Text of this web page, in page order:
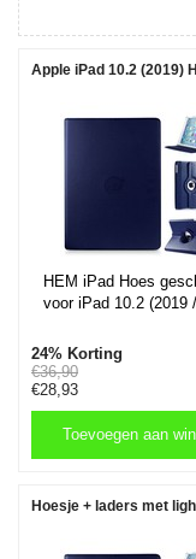
Apple iPad 10.2 (2019)
HEM iPad Hoes
voor iPad 10.2 (2019
inch - Draaibare hoes
2019 / 2020 / 2021
iPad 7 / 8 / 9 Hoes -
/ 9e generatie hoes -
Stylus Pen
24% Korting
€36,90
€28,93
Toevoegen aan
Hoesje + laders met